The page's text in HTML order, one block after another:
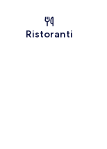
Ristoranti